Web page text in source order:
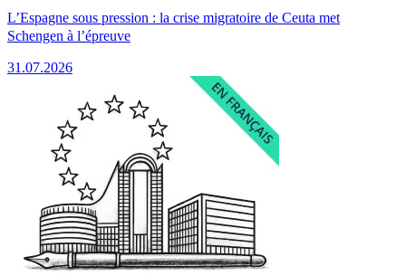
L’Espagne sous pression : la crise migratoire de Ceuta met
Schengen à l’épreuve
31.07.2026